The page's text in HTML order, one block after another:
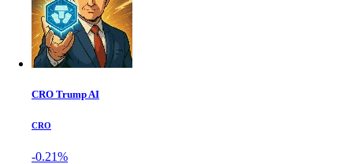
CRO Trump AI
CRO
-0.21%